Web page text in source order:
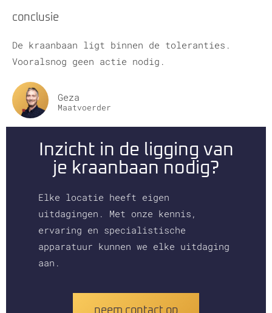
conclusie
De kraanbaan ligt binnen de toleranties.
Vooralsnog geen actie nodig.
Geza
Maatvoerder
Inzicht in de ligging van
je kraanbaan nodig?
Elke locatie heeft eigen
uitdagingen. Met onze kennis,
ervaring en specialistische
apparatuur kunnen we elke uitdaging
aan.
neem contact op